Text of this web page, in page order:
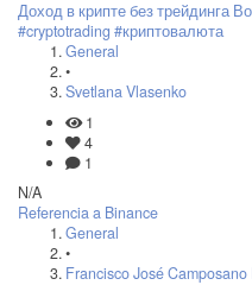
Доход в крипте без трейдинга
#cryptotrading #криптовалюта
General
•
Svetlana Vlasenko
1
4
1
N/A
Referencia a Binance
General
•
Francisco José Camposano